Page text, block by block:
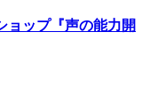
ョップ『声の能力開